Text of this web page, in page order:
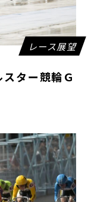
レース展望
ター競輪Ｇ